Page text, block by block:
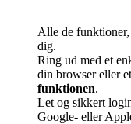
Alle de
dig.
Ring ud med et
din browser eller
funktionen.
Let og sikkert
Google- eller